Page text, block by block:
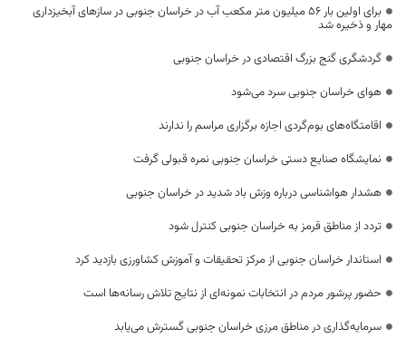
برای اولین بار 56 میلیون متر مکعب آب در خراسان جنوبی در سازهای آبخیزداری
مهار و ذخیره شد
گردشگری گنج بزرگ اقتصادی در خراسان جنوبی
هوای خراسان جنوبی سرد می‌شود
اقامتگاه‌های بوم‌گردی اجازه برگزاری مراسم را ندارند
نمایشگاه صنایع دستی خراسان جنوبی نمره قبولی گرفت
هشدار هواشناسی درباره وزش باد شدید در خراسان جنوبی
تردد از مناطق قرمز به خراسان جنوبی کنترل شود
استاندار خراسان جنوبی از مرکز تحقیقات و آموزش کشاورزی بازدید کرد
حضور پرشور مردم در انتخابات نمونه‌ای از نتایج تلاش رسانه‌ها است
سرمایه‌گذاری در مناطق مرزی خراسان جنوبی گسترش می‌یابد